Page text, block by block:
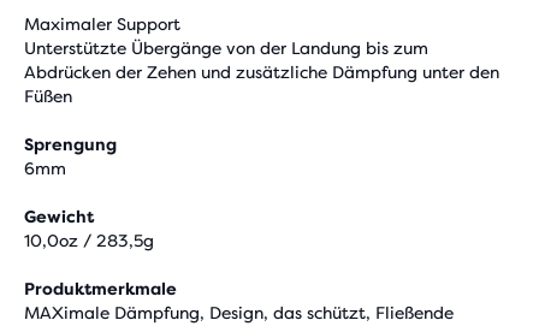
Maximaler Support
Unterstützte Übergänge von der Landung bis zum
Abdrücken der Zehen und zusätzliche Dämpfung unter den
Füßen
Sprengung
6mm
Gewicht
10,0oz / 283,5g
Produktmerkmale
MAXimale Dämpfung, Design, das schützt, Fließende